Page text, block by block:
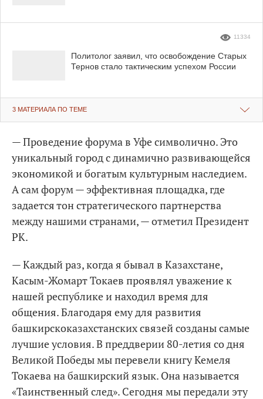
Политолог заявил, что освобождение Старых
Тернов стало тактическим успехом России
11334
3 МАТЕРИАЛА ПО ТЕМЕ
— Проведение форума в Уфе символично. Это
уникальный город с динамично развивающейся
экономикой и богатым культурным наследием.
А сам форум — эффективная площадка, где
задается тон стратегического партнерства
между нашими странами, — отметил Президент
РК.
— Каждый раз, когда я бывал в Казахстане,
Касым-Жомарт Токаев проявлял уважение к
нашей республике и находил время для
общения. Благодаря ему для развития
башкирскоказахстанских связей созданы самые
лучшие условия. В преддверии 80-летия со дня
Великой Победы мы перевели книгу Кемеля
Токаева на башкирский язык. Она называется
«Таинственный след». Сегодня мы передали эту